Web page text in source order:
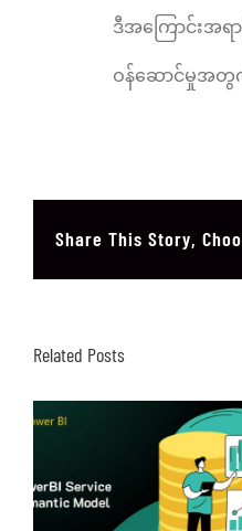
ဒီအကြောင်း
ဝန်ဆောင်မှုအ
Share This Story,
Related Posts